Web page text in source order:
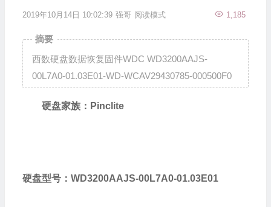
2019年10月14日 10:02:39 强哥 1,185
阅读模式
摘要
西数硬盘数据恢复固件WDC WD3200AAJS-
00L7A0-01.03E01-WD-WCAV29430785-000500F0
硬盘家族：Pinclite
硬盘型号：WD3200AAJS-00L7A0-01.03E01